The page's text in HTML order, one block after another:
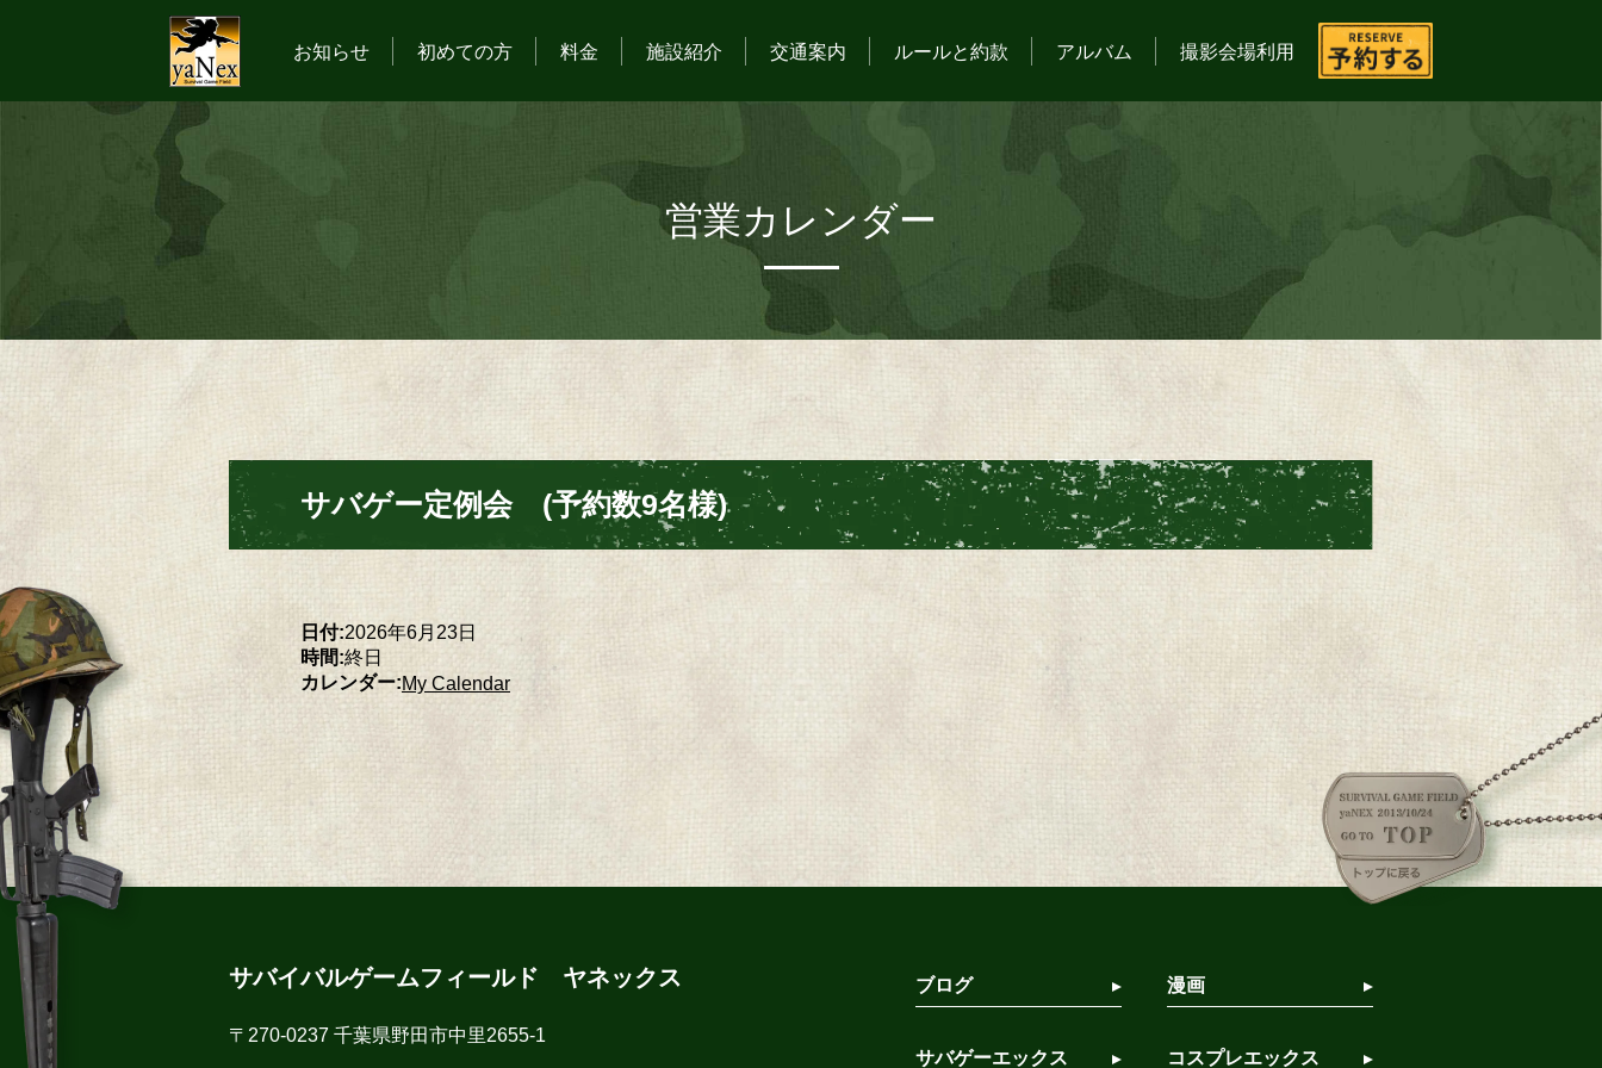
お知らせ 初めての方 料金 施設紹介 交通案内 ルールと約款 アルバム 撮影会場利用
営業カレンダー
サバゲー定例会 (予約数9名様)
日付:2026年6月23日
時間:終日
カレンダー:My Calendar
サバイバルゲームフィールド ヤネックス
〒270-0237 千葉県野田市中里2655-1
ブログ 漫画
サバゲーエックス コスプレエックス